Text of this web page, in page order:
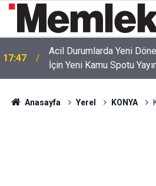
17:47
Acil Durumlarda Yeni
İçin Yeni Kamu Spotu
Anasayfa Yerel KONYA